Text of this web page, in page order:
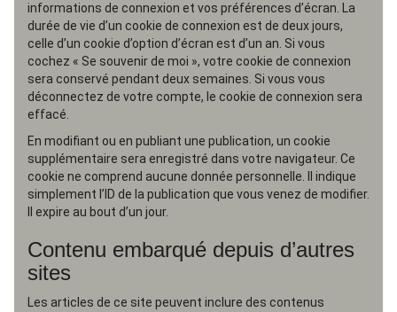
informations de connexion et vos préférences d’écran. La
durée de vie d’un cookie de connexion est de deux jours,
celle d’un cookie d’option d’écran est d’un an. Si vous
cochez « Se souvenir de moi », votre cookie de connexion
sera conservé pendant deux semaines. Si vous vous
déconnectez de votre compte, le cookie de connexion sera
effacé.
En modifiant ou en publiant une publication, un cookie
supplémentaire sera enregistré dans votre navigateur. Ce
cookie ne comprend aucune donnée personnelle. Il indique
simplement l’ID de la publication que vous venez de modifier.
Il expire au bout d’un jour.
Contenu embarqué depuis d’autres
sites
Les articles de ce site peuvent inclure des contenus